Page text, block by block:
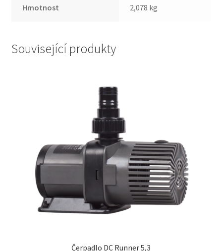
Hmotnost 2,078 kg
Související produkty
Čerpadlo DC Runner 5,3